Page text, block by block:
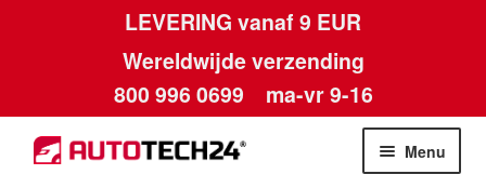
LEVERING vanaf 9 EUR
Wereldwijde verzending
800 996 0699 ma-vr 9-16
Ga
door
Ga
naar
Menu